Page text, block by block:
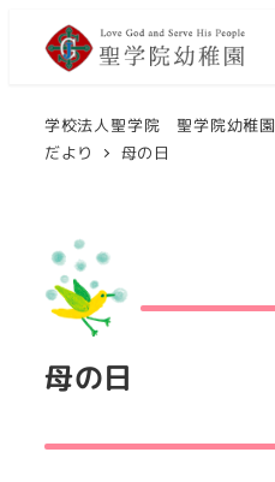
学校法人聖学院 聖学院幼稚園
だより
母の日
母の日